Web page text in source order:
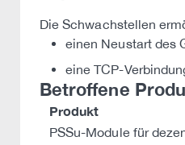
Die Schwachstellen
einen Neustart des
eine TCP-
Betroffene
Produkt
PSSu-Module für